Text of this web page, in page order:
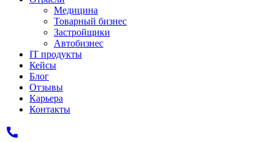
Медицина
Товарный бизнес
Застройщики
Автобизнес
IT продукты
Кейсы
Блог
Отзывы
Карьера
Контакты